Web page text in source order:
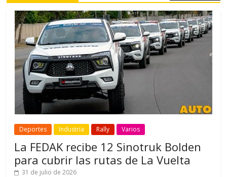
Deportes Industria Rally Varios
La FEDAK recibe 12 Sinotruk Bolden
para cubrir las rutas de La Vuelta
31 de julio de 2026